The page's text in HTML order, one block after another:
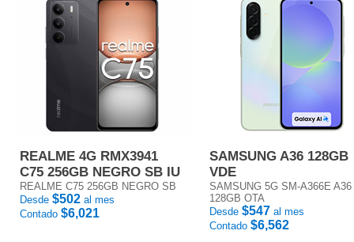
REALME 4G RMX3941
C75 256GB NEGRO SB IU
REALME C75 256GB NEGRO SB
Desde $502 al mes
Contado $6,021
SAMSUNG A36 128GB
VDE
SAMSUNG 5G SM-A366E A36
128GB OTA
Desde $547 al mes
Contado $6,562